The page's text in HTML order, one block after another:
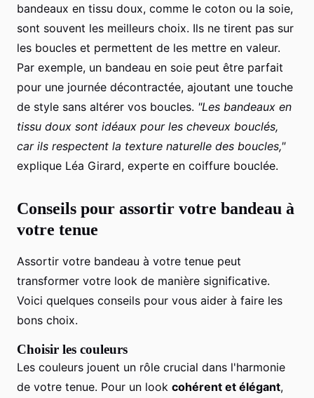
bandeaux en tissu doux, comme le coton ou la soie,
sont souvent les meilleurs choix. Ils ne tirent pas sur
les boucles et permettent de les mettre en valeur.
Par exemple, un bandeau en soie peut être parfait
pour une journée décontractée, ajoutant une touche
de style sans altérer vos boucles. "Les bandeaux en
tissu doux sont idéaux pour les cheveux bouclés,
car ils respectent la texture naturelle des boucles,"
explique Léa Girard, experte en coiffure bouclée.
Conseils pour assortir votre bandeau à
votre tenue
Assortir votre bandeau à votre tenue peut
transformer votre look de manière significative.
Voici quelques conseils pour vous aider à faire les
bons choix.
Choisir les couleurs
Les couleurs jouent un rôle crucial dans l'harmonie
de votre tenue. Pour un look cohérent et élégant,